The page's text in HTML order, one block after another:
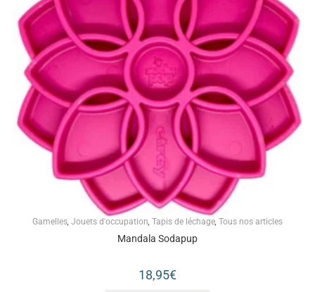
Gamelles Jouets d'occupation Tapis de léchage Tous nos articles
Mandala Sodapup
18,95€